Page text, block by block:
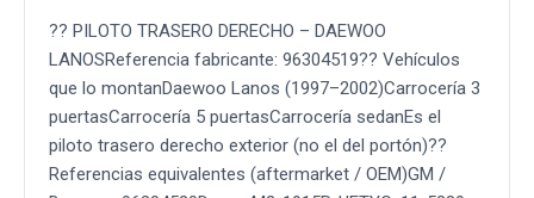
?? PILOTO TRASERO DERECHO – DAEWOO
LANOSReferencia fabricante: 96304519?? Vehículos
que lo montanDaewoo Lanos (1997–2002)Carrocería 3
puertasCarrocería 5 puertasCarrocería sedanEs el
piloto trasero derecho exterior (no el del portón)??
Referencias equivalentes (aftermarket / OEM)GM /